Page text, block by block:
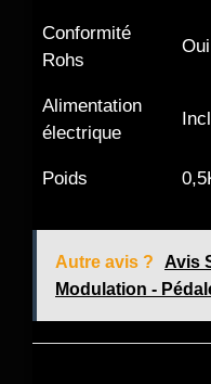
Conformité
Rohs
Oui
Alimentation
électrique
Poids
Autre avis ?
Avis
Modulation -